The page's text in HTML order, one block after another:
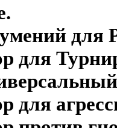
для
для
для